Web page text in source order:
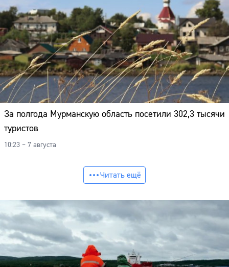
За полгода Мурманскую область посетили 302,3 тысячи
туристов
10:23 – 7 августа
Читать ещё